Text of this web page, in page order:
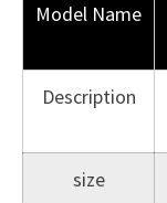
Model Name
Description
size